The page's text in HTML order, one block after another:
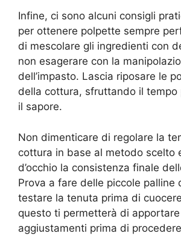
Infine, ci sono alcuni consigli
per ottenere polpette sempre
di mescolare gli ingredienti con
non esagerare con la
dell’impasto. Lascia riposare le
della cottura, sfruttando il tempo
il sapore.
Non dimenticare di regolare la
cottura in base al metodo scelto
d’occhio la consistenza finale
Prova a fare delle piccole palline
testare la tenuta prima di
questo ti permetterà di
aggiustamenti prima di